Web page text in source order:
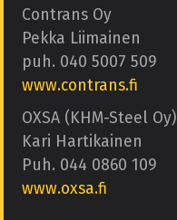
Contrans Oy
Pekka Liimainen
puh. 040 5007 509
www.contrans.fi
OXSA (KHM-Steel Oy)
Kari Hartikainen
Puh. 044 0860 109
www.oxsa.fi